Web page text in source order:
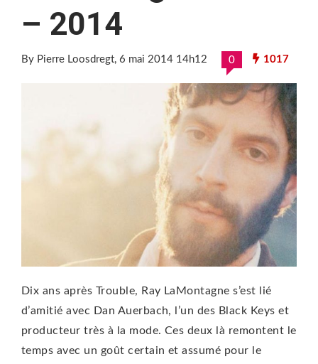
– 2014
By Pierre Loosdregt, 6 mai 2014 14h12 0 1017
Dix ans après Trouble, Ray LaMontagne s’est lié
d’amitié avec Dan Auerbach, l’un des Black Keys et
producteur très à la mode. Ces deux là remontent le
temps avec un goût certain et assumé pour le